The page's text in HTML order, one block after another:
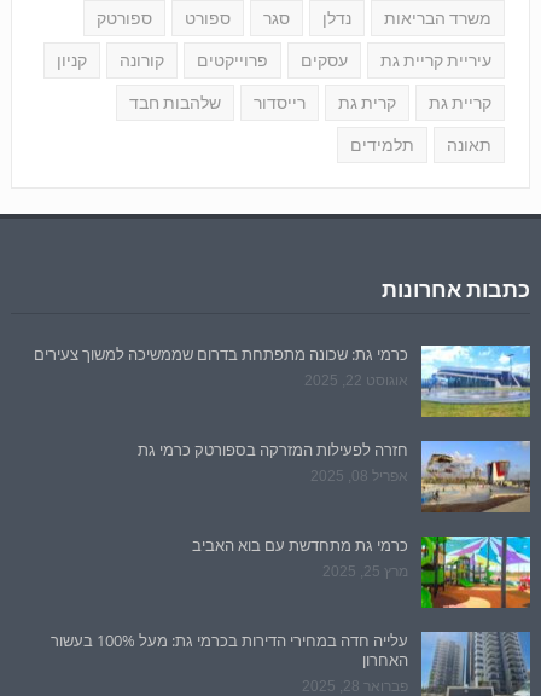
משרד הבריאות נדלן סגר ספורט ספורטק
עיריית קריית גת עסקים פרוייקטים קורונה קניון
קריית גת קרית גת רייסדור שלהבות חבד
תאונה תלמידים
כתבות אחרונות
כרמי גת: שכונה מתפתחת בדרום שממשיכה למשוך צעירים
אוגוסט 22, 2025
חזרה לפעילות המזרקה בספורטק כרמי גת
אפריל 08, 2025
כרמי גת מתחדשת עם בוא האביב
מרץ 25, 2025
עלייה חדה במחירי הדירות בכרמי גת: מעל 100% בעשור
האחרון
פברואר 28, 2025